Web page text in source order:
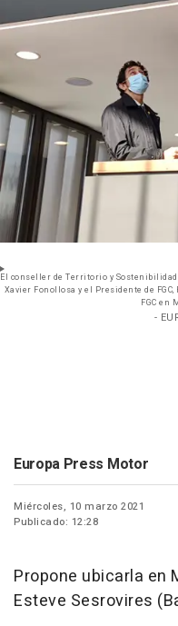
El conseller de Territorio y
Xavier Fonollosa y el Presidente de
FGC en
-
Europa Press Motor
Miércoles, 10 marzo 2021
Publicado: 12:28
Propone ubicarla en
Esteve Sesrovires